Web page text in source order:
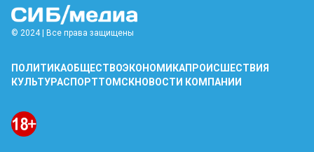
© 2024 | Все права защищены
ПОЛИТИКАОБЩЕСТВОЭКОНОМИКАПРОИСШЕСТВИЯ
КУЛЬТУРАСПОРТТОМСКНОВОСТИ КОМПАНИИ